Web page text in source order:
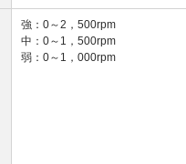
強：0～2，500rpm
中：0～1，500rpm
弱：0～1，000rpm